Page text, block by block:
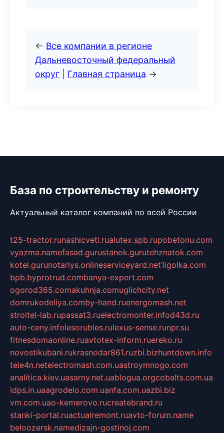
← Все компании в регионе
Дальневосточный федеральный
округ
Главная страница →
База по строительству и ремонту
Актуальный каталог компаний по всей России
t25-tractor.runashicveti.rualutex.spb.rupobetonu.com
vyazma.namefasad.gurustanok.gurutehznatok.com
kotel.gurunotariys.onlineserviceyard.net1igolka.com
bpb.byprotrud.combanya-expert.com
ogorod365.comakuhnja.comuglichcity.net
domrukodeliya.comby-hand.ruenergomash.net
stroitel-lab.rupassat3.ruelectromonter.infod43d.ru
auto-ceny.infolesorubles.rulexus-sense.runpr.su
fitnesdomaonline.ruavtotex-inform.ruereko.ru
novostikubani.rukrasnodar861.ruzbi.bizhuntdown.info
tele4n.netelectromash.com.uastroymnogo.com
analitica.kiev.uasarny.net.uablogua.orgcobalts.com.ua
idps.in.uaagrodelo.com.uanfa.com.uazbi.biz
vm.com.uao-kemerovo.rucreatebrand.ru
stanki-portal.ruactualremont.ruavto-forum.name
beloozersk.namedizajn-gostinoj.com